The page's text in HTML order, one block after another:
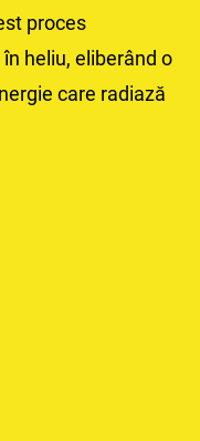
proces
heliu, eliberând o
care radiază